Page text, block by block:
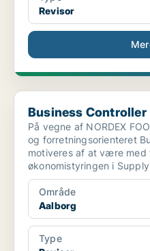
Revisor
Business Controller
Business Controller
På vegne af NORDEX
og forretningsorienteret
motiveres af at være
økonomistyringen i Supply
Område
Aalborg
Type